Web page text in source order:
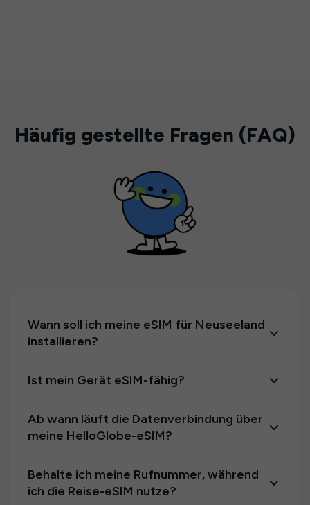
Häufig gestellte Fragen (FAQ)
Wann soll ich meine eSIM für Neuseeland
installieren?
Ist mein Gerät eSIM-fähig?
Ab wann läuft die Datenverbindung über
meine HelloGlobe-eSIM?
Behalte ich meine Rufnummer, während
ich die Reise-eSIM nutze?